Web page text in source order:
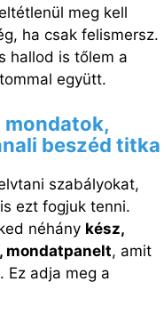
meg kell
ha csak felismersz.
hallod is tőlem a
együtt.
mondatok,
beszéd titka
szabályokat,
ezt fogjuk tenni.
néhány kész,
mondatpanelt, amit
. Ez adja meg a